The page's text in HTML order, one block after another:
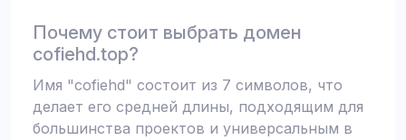
Почему стоит выбрать домен
cofiehd.top?
Имя "cofiehd" состоит из 7 символов, что
делает его средней длины, подходящим для
большинства проектов и универсальным в